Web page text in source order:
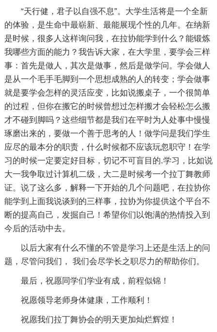
“天行健，君子以自强不息”。大学生活将是一个全新
的体验，是生命中最崭新、最能展现个性的几年。在纳新
是时候，很多人这样询问我，在拉协能学到什么？能锻炼
我哪些方面的能力？我告诉大家，在大学里，要学会三样
事：首先是做人，其次是做事，然后是做学问。学会做人
是从一个毛手毛脚到一个思想成熟的人的转变；学会做事
就是要学会怎样的灵活应变，比如说搬桌子，一个很简单
的过程，但你在搬它的时候曾想过怎样搬才会轻松怎么搬
才不碰到脚吗？这些细节都是我们在平时为人处事中慢慢
琢磨出来的，要做一个善于思考的人！做学问是我们学生
应尽的最本分的职责，什么时候都不应该玩忽职守！在学
习的时候一定要定好目标，切记不可盲目的.学习，比如说
大一我争取过计算机二级，大二是时候考一个拉丁舞教师
证。说了这么多，解释一下开始的几个问题吧，在拉协你
能学到上面我说谈到的三样事，拉协为你提供这个平台不
断的提高自己，发掘自己！希望你们以饱满的热情投入到
今后的活动中去。
以后大家有什么不懂的不管是学习上还是生活上的问
题，尽管问我们， 我们会尽学长之职尽力的帮助你们。
最后，祝愿同学们学业有成，前程似锦！
祝愿领导老师身体健康，工作顺利！
祝愿我们拉丁舞协会的明天更加灿烂辉煌！